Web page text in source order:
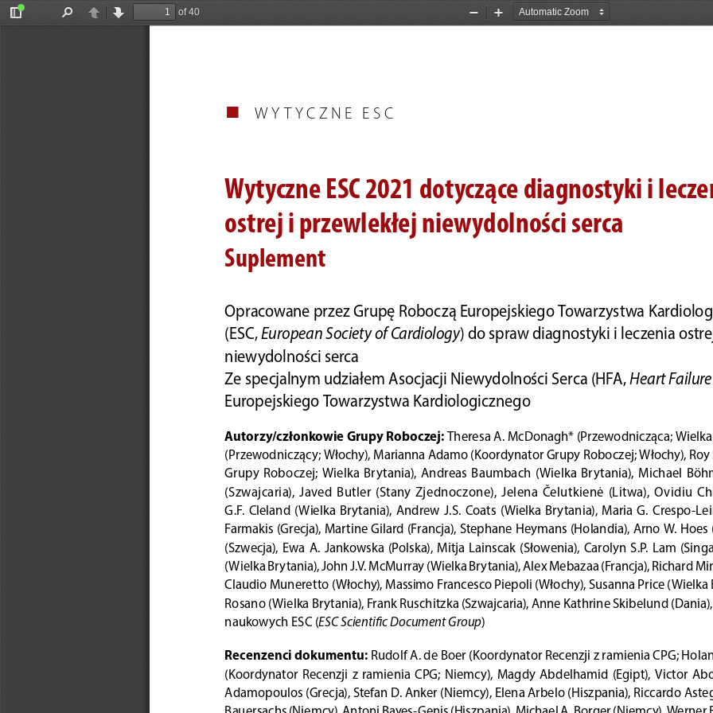
Toggle
PreviousNext
of 40
Zoom
Zoom
WYTYCZNE ESC
Wytyczne ESC 2021 dotyczące diagnostyki i
ostrej i przewlekłej niewydolności serca
Suplement
Opracowane przez Grupę Roboczą Europejskiego Towarzystwa
(ESC, European Society of Cardiology) do spraw diagnostyki i leczenia
niewydolności serca
Ze specjalnym udziałem Asocjacji Niewydolności Serca (HFA, Heart
Europejskiego Towarzystwa Kardiologicznego
Autorzy/członkowie Grupy Roboczej: Theresa A. McDonagh* (Przewodnicząca;
(Przewodniczący; Włochy), Marianna Adamo (Koordynator Grupy Roboczej; Włochy),
Grupy  Roboczej;  Wielka  Brytania),  Andreas  Baumbach  (Wielka  Brytania),  Michael
(Szwajcaria),  Javed  Butler  (Stany  Zjednoczone),  Jelena  Čelutkienė  (Litwa),  Ovidiu
G.F.  Cleland  (Wielka  Brytania),  Andrew  J.S.  Coats  (Wielka  Brytania),  Maria  G.  Crespo-
Farmakis (Grecja), Martine Gilard (Francja), Stephane Heymans (Holandia), Arno W. Hoes
(Szwecja),  Ewa  A.  Jankowska  (Polska),  Mitja  Lainscak  (Słowenia),  Carolyn  S.P.  Lam
(Wielka Brytania), John J.V. McMurray (Wielka Brytania), Alex Mebazaa (Francja), Richard
Claudio Muneretto (Włochy), Massimo Francesco Piepoli (Włochy), Susanna Price (Wielka
Rosano (Wielka Brytania), Frank Ruschitzka (Szwajcaria), Anne Kathrine Skibelund
naukowych ESC (ESC Scientific Document Group)
Recenzenci dokumentu: Rudolf A. de Boer (Koordynator Recenzji z ramienia CPG;
(Koordynator  Recenzji  z  ramienia  CPG;  Niemcy),  Magdy  Abdelhamid  (Egipt),  Victor
Adamopoulos (Grecja), Stefan D. Anker (Niemcy), Elena Arbelo (Hiszpania), Riccardo
Bauersachs (Niemcy), Antoni Bayes-Genis (Hiszpania), Michael A. Borger (Niemcy), Werner